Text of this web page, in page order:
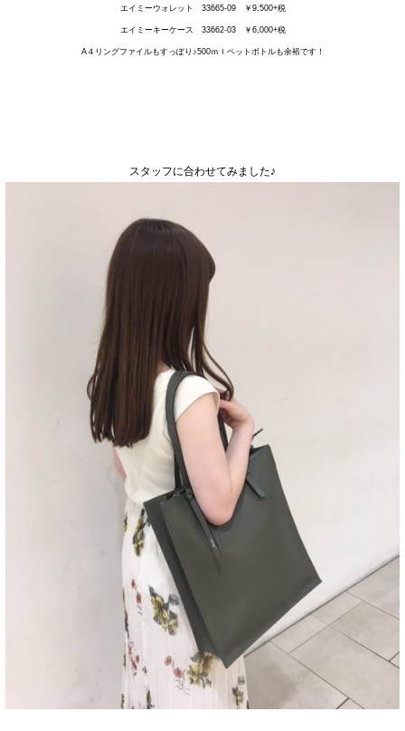
エイミーウォレット 33665-09 ￥9,500+税
エイミーキーケース 33662-03 ￥6,000+税
A４リングファイルもすっぽり♪500ｍｌペットボトルも余裕です！
スタッフに合わせてみました♪